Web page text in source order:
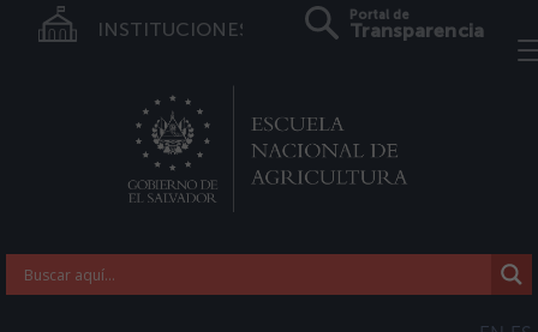
INSTITUCIONES
Portal de
Transparencia